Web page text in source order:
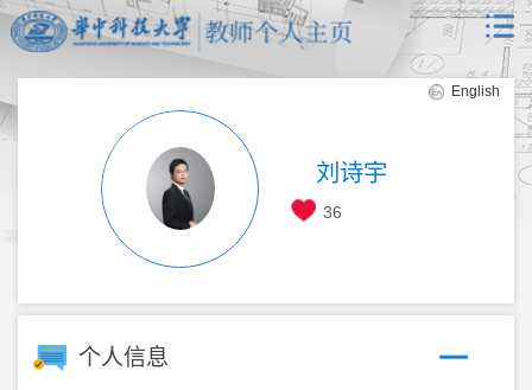
English
刘诗宇
36
个人信息